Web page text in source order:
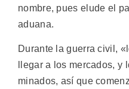
nombre, pues elude el
aduana.
Durante la guerra civil,
llegar a los mercados, y
minados, así que